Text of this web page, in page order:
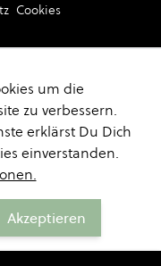
Cookies
um die
zu verbessern.
erklärst Du Dich
einverstanden.
Akzeptieren